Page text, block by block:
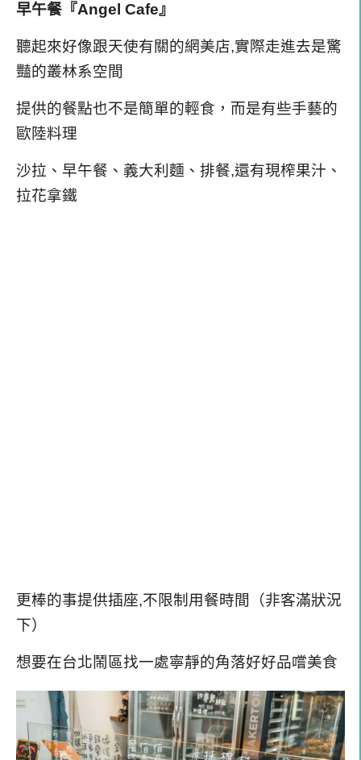
早午餐『Angel Cafe』
聽起來好像跟天使有關的網美店,實際走進去是驚
豔的叢林系空間
提供的餐點也不是簡單的輕食，而是有些手藝的
歐陸料理
沙拉、早午餐、義大利麵、排餐,還有現榨果汁、
拉花拿鐵
更棒的事提供插座,不限制用餐時間（非客滿狀況
下）
想要在台北鬧區找一處寧靜的角落好好品嚐美食